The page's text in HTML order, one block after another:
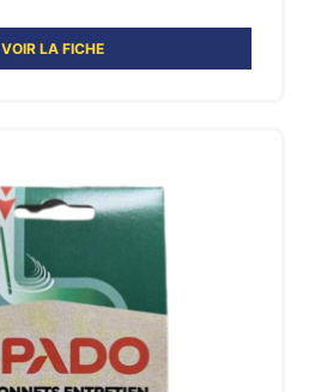
VOIR LA FICHE